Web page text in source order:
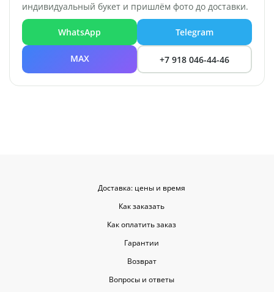
индивидуальный букет и пришлём фото до доставки.
WhatsApp Telegram
MAX +7 918 046-44-46
Доставка: цены и время
Как заказать
Как оплатить заказ
Гарантии
Возврат
Вопросы и ответы